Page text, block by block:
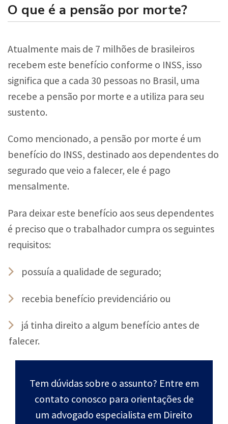
O que é a pensão por morte?
Atualmente mais de 7 milhões de brasileiros
recebem este benefício conforme o INSS, isso
significa que a cada 30 pessoas no Brasil, uma
recebe a pensão por morte e a utiliza para seu
sustento.
Como mencionado, a pensão por morte é um
benefício do INSS, destinado aos dependentes do
segurado que veio a falecer, ele é pago
mensalmente.
Para deixar este benefício aos seus dependentes
é preciso que o trabalhador cumpra os seguintes
requisitos:
possuía a qualidade de segurado;
recebia benefício previdenciário ou
já tinha direito a algum benefício antes de
falecer.
Tem dúvidas sobre o assunto? Entre em
contato conosco para orientações de
um advogado especialista em Direito